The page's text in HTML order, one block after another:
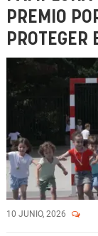
PREMIO
PROTEGER
10 JUNIO, 2026